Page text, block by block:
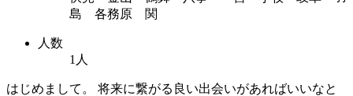
島 各務原 関
人数
1人
はじめまして。 将来に繋がる良い出会いがあればいいなと